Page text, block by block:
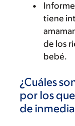
tiene
de los
bebé.
¿Cuáles
por los
de